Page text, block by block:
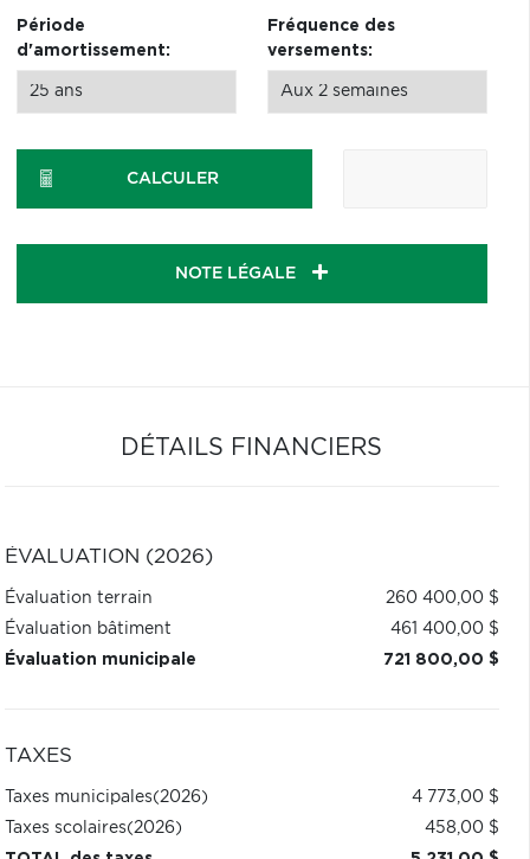
Période
d'amortissement:
Fréquence des
versements:
CALCULER
NOTE LÉGALE
DÉTAILS FINANCIERS
ÉVALUATION (2026)
Évaluation terrain
260 400,00 $
Évaluation bâtiment
461 400,00 $
Évaluation municipale
721 800,00 $
TAXES
Taxes municipales(2026)
4 773,00 $
Taxes scolaires(2026)
458,00 $